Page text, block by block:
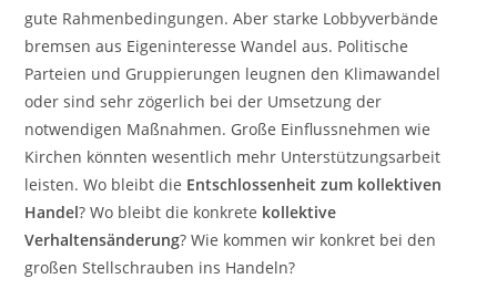
gute Rahmenbedingungen. Aber starke Lobbyverbände
bremsen aus Eigeninteresse Wandel aus. Politische
Parteien und Gruppierungen leugnen den Klimawandel
oder sind sehr zögerlich bei der Umsetzung der
notwendigen Maßnahmen. Große Einflussnehmen wie
Kirchen könnten wesentlich mehr Unterstützungsarbeit
leisten. Wo bleibt die Entschlossenheit zum kollektiven
Handel? Wo bleibt die konkrete kollektive
Verhaltensänderung? Wie kommen wir konkret bei den
großen Stellschrauben ins Handeln?